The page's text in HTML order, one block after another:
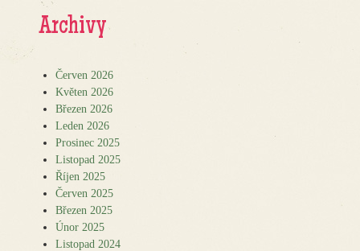
Archivy
Červen 2026
Květen 2026
Březen 2026
Leden 2026
Prosinec 2025
Listopad 2025
Říjen 2025
Červen 2025
Březen 2025
Únor 2025
Listopad 2024